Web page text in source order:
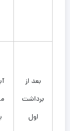
بعد از
برداشت
اول